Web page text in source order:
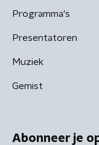
Programma's
Presentatoren
Muziek
Gemist
Abonneer je